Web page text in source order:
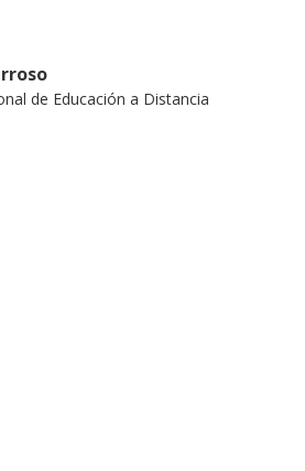
uses and applications.
de Educación a Distancia